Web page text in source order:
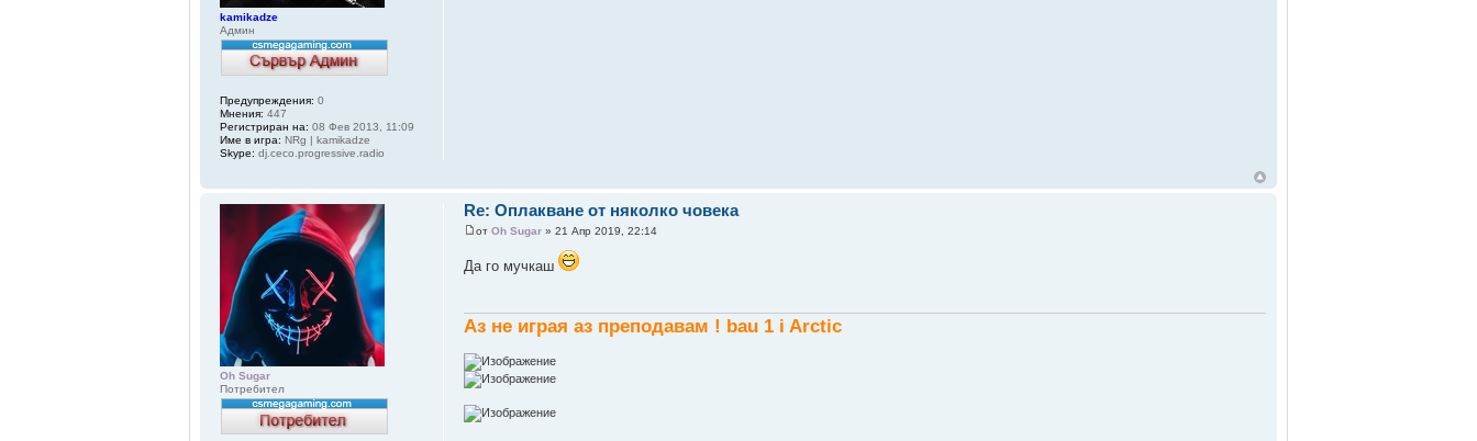
kamikadze
Админ
Предупреждения: 0
Мнения: 447
Регистриран на: 08 Фев 2013, 11:09
Име в игра: NRg | kamikadze
Skype: dj.ceco.progressive.radio
Re: Оплакване от няколко човека
отOh Sugar » 21 Апр 2019, 22:14
Да го мучкаш
Аз не играя аз преподавам ! bau 1 i Arctic
Oh Sugar
Потребител